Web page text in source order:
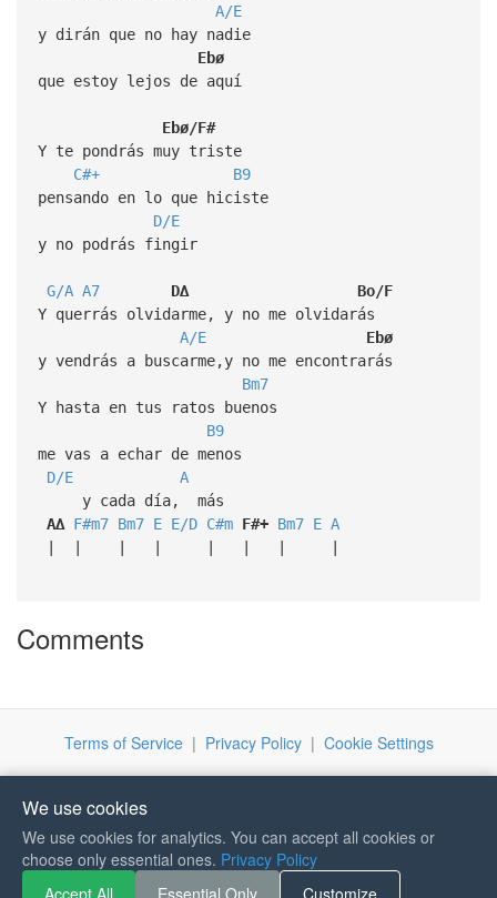
A/E
y dirán que no hay nadie
Ebø
que estoy lejos de aquí
Ebø/F#
Y te pondrás muy triste
C#+
B9
pensando en lo que hiciste
D/E
y no podrás fingir
G/A A7 D∆
Bo/F
Y querrás olvidarme, y no me olvidarás
A/E
Ebø
y vendrás a buscarme,y no me encontrarás
Bm7
Y hasta en tus ratos buenos
B9
me vas a echar de menos
D/E
A
y cada día, más
A∆ F#m7 Bm7 E E/D C#m F#+ Bm7 E A
| | | | | | | |
Comments
Terms of Service| Privacy Policy| Cookie Settings
We use cookies
We use cookies for analytics. You can accept all cookies or
choose only essential ones. Privacy Policy
Accept All
Essential Only Customize
If you like Guitar Songs, you
can buy me a coffee :)